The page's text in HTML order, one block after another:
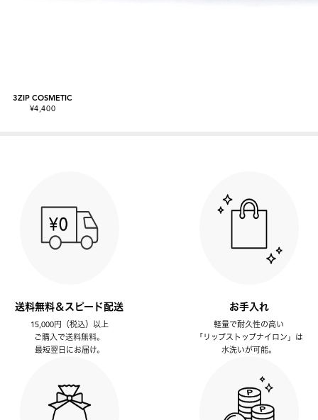
3ZIP COSMETIC
¥4,400
送料無料＆スピード配送
15,000円（税込）以上
ご購入で送料無料。
最短翌日にお届け。
お手入れ
軽量で耐久性の高い
「リップストップナイロン」は
水洗いが可能。